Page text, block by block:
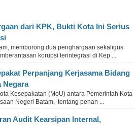
dari KPK, Bukti Kota Ini Serius
memborong dua penghargaan sekaligus
korupsi terintegrasi di Kep ...
Perpanjang Kerjasama Bidang
Negara
Kesepakatan (MoU) antara Pemerintah Kota
Negeri Batam, tentang penan ...
Audit Kearsipan Internal,